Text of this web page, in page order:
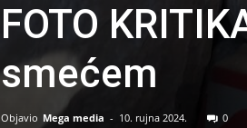
FOTO
smećem
Objavio Mega media - 10. rujna 2024. 0